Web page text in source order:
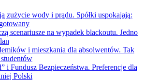
zużycie wody i prądu. Spółki uspokajają:
scenariusze na wypadek blackoutu. Jedno
i mieszkania dla absolwentów. Tak
i Fundusz Bezpieczeństwa. Preferencje dla
Polski